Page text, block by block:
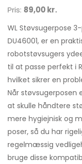
Pris: 89,00 kr.
WL Støvsugerpose
DU46001, er en
robotstøvsugers
til at passe perfekt i
hvilket sikrer en
Når støvsugerposen
at skulle håndtere
mere hygiejnisk og
poser, så du har
regelmæssig
bruge disse